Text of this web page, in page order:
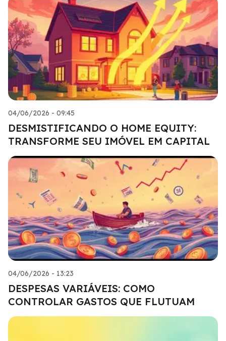
04/06/2026 - 09:45
DESMISTIFICANDO O HOME EQUITY:
TRANSFORME SEU IMÓVEL EM CAPITAL
04/06/2026 - 13:23
DESPESAS VARIÁVEIS: COMO
CONTROLAR GASTOS QUE FLUTUAM